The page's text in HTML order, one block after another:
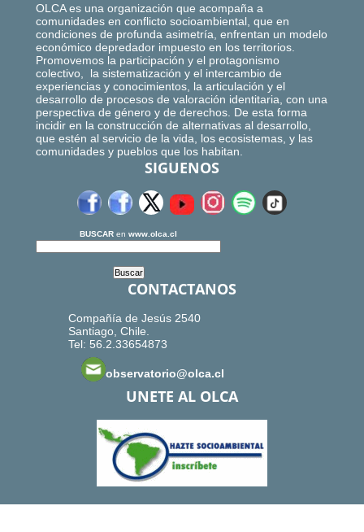
OLCA es una organización que acompaña a
comunidades en conflicto socioambiental, que en
condiciones de profunda asimetría, enfrentan un modelo
económico depredador impuesto en los territorios.
Promovemos la participación y el protagonismo
colectivo, la sistematización y el intercambio de
experiencias y conocimientos, la articulación y el
desarrollo de procesos de valoración identitaria, con una
perspectiva de género y de derechos. De esta forma
incidir en la construcción de alternativas al desarrollo,
que estén al servicio de la vida, los ecosistemas, y las
comunidades y pueblos que los habitan.
SIGUENOS
BUSCAR en www.olca.cl
CONTACTANOS
Compañía de Jesús 2540
Santiago, Chile.
Tel: 56.2.33654873
observatorio@olca.cl
UNETE AL OLCA